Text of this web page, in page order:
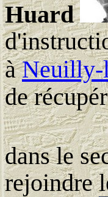
Huard
à Neuilly-
de
dans le
rejoindre